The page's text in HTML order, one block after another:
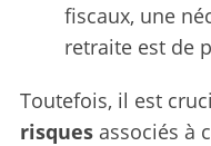
fiscaux, une
retraite est de
Toutefois, il est
risquesassociés à